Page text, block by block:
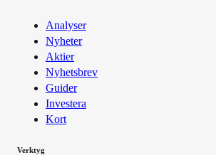
Analyser
Nyheter
Aktier
Nyhetsbrev
Guider
Investera
Kort
Verktyg